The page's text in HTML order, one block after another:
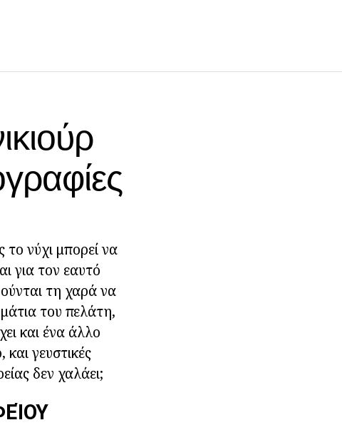
νύχι μπορεί να
για τον εαυτό
τη χαρά να
του πελάτη,
και ένα άλλο
γευστικές
δεν χαλάει;